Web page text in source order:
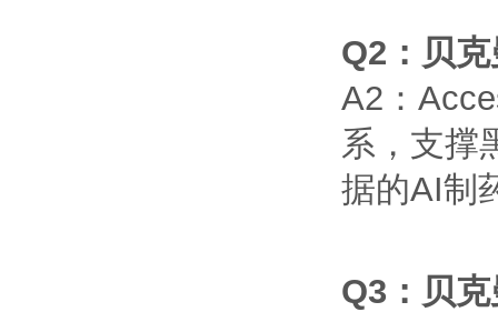
Q2 ：贝
A2 ：
系，支撑
据的AI制
Q3 ：贝